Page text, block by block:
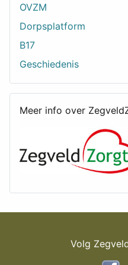
OVZM
Dorpsplatform
B17
Geschiedenis
Meer info over
Volg